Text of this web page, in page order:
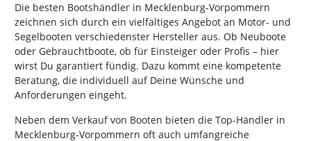
Die besten Bootshändler in Mecklenburg-Vorpommern
zeichnen sich durch ein vielfältiges Angebot an Motor- und
Segelbooten verschiedenster Hersteller aus. Ob Neuboote
oder Gebrauchtboote, ob für Einsteiger oder Profis – hier
wirst Du garantiert fündig. Dazu kommt eine kompetente
Beratung, die individuell auf Deine Wünsche und
Anforderungen eingeht.
Neben dem Verkauf von Booten bieten die Top-Händler in
Mecklenburg-Vorpommern oft auch umfangreiche